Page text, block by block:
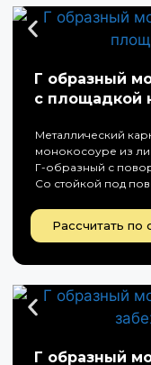
Г образный
с площадкой
Металлический
монокосоуре из
Г-образный с
Со стойкой под
Рассчитать по
Г образный